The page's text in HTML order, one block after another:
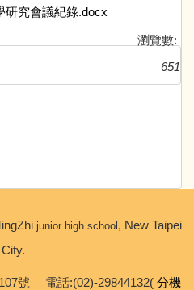
研究會議紀錄.docx
瀏覽數:
651
junior high school, New Taipei
City.
號 電話:(02)-29844132( 分機